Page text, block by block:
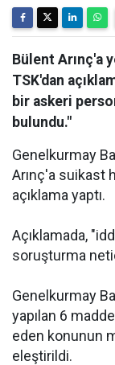
Bülent Arınç'a
TSK'dan
bir askeri
bulundu."
Genelkurmay
Arınç'a suikast
açıklama yaptı.
Açıklamada,
soruşturma
Genelkurmay
yapılan 6
eden konunun
eleştirildi.